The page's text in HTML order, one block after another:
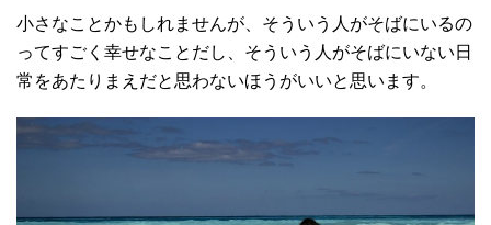
小さなことかもしれませんが、そういう人がそばにいるの
ってすごく幸せなことだし、そういう人がそばにいない日
常をあたりまえだと思わないほうがいいと思います。